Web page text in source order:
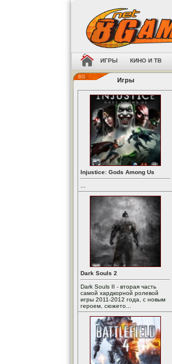
ИГРЫ КИНО И ТВ
Игры
Injustice: Gods Among Us
Dark Souls 2
Dark Souls II - вторая часть
самой хардкорной ролевой
игры 2011-2012 года, с новым
героем, сюжето...